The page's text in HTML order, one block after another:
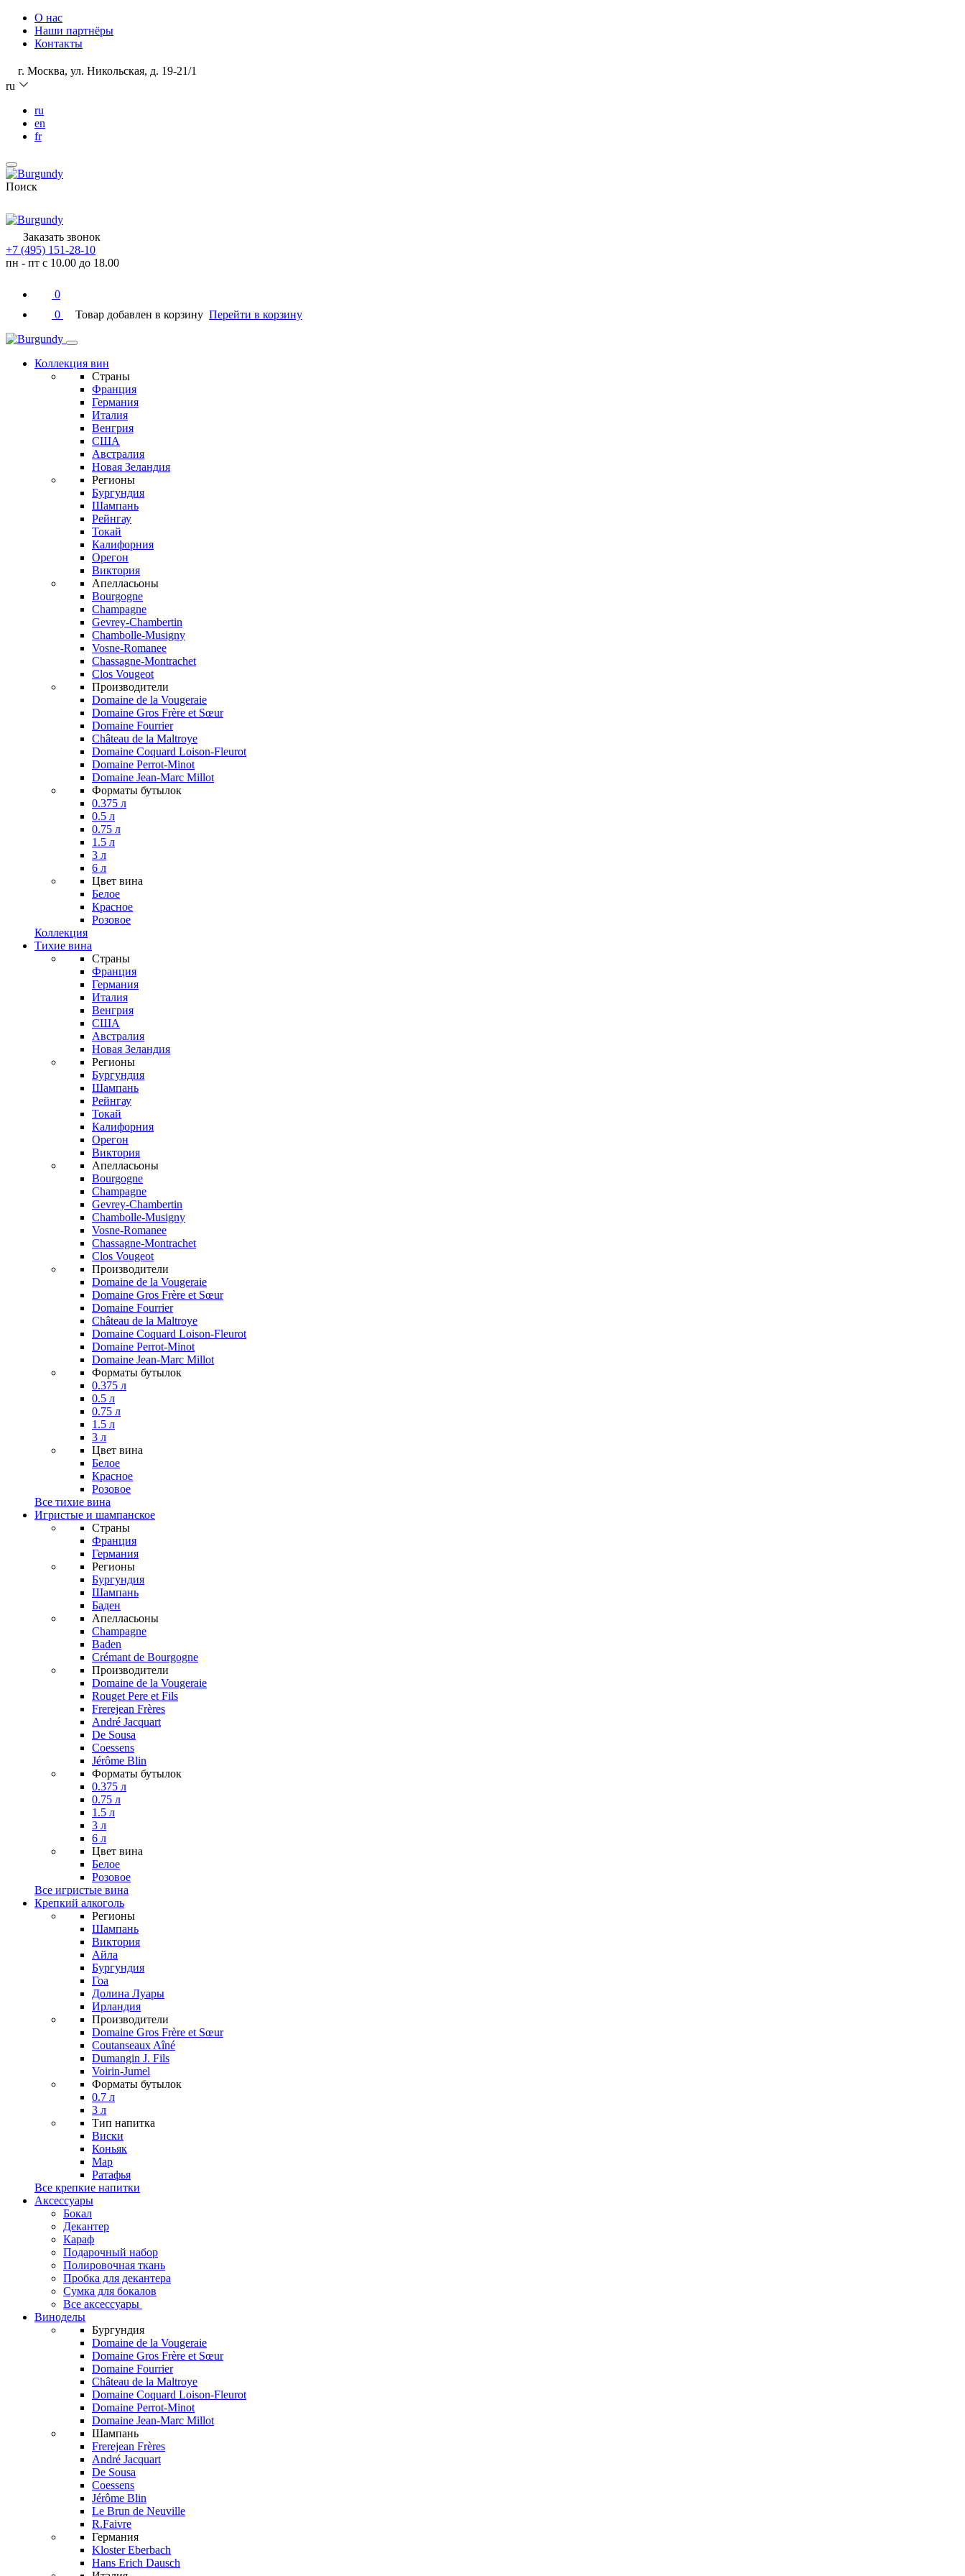
О нас
Наши партнёры
Контакты
г. Москва, ул. Никольская, д. 19-21/1
ru
ru
en
fr
Поиск
Заказать звонок
+7 (495) 151-28-10
пн - пт с 10.00 до 18.00
0
0
Товар добавлен в корзину Перейти в корзину
Коллекция вин
Страны
Франция
Германия
Италия
Венгрия
США
Австралия
Новая Зеландия
Регионы
Бургундия
Шампань
Рейнгау
Токай
Калифорния
Орегон
Виктория
Апелласьоны
Bourgogne
Champagne
Gevrey-Chambertin
Chambolle-Musigny
Vosne-Romanee
Chassagne-Montrachet
Clos Vougeot
Производители
Domaine de la Vougeraie
Domaine Gros Frère et Sœur
Domaine Fourrier
Château de la Maltroye
Domaine Coquard Loison-Fleurot
Domaine Perrot-Minot
Domaine Jean-Marc Millot
Форматы бутылок
0.375 л
0.5 л
0.75 л
1.5 л
3 л
6 л
Цвет вина
Белое
Красное
Розовое
Коллекция
Тихие вина
Страны
Франция
Германия
Италия
Венгрия
США
Австралия
Новая Зеландия
Регионы
Бургундия
Шампань
Рейнгау
Токай
Калифорния
Орегон
Виктория
Апелласьоны
Bourgogne
Champagne
Gevrey-Chambertin
Chambolle-Musigny
Vosne-Romanee
Chassagne-Montrachet
Clos Vougeot
Производители
Domaine de la Vougeraie
Domaine Gros Frère et Sœur
Domaine Fourrier
Château de la Maltroye
Domaine Coquard Loison-Fleurot
Domaine Perrot-Minot
Domaine Jean-Marc Millot
Форматы бутылок
0.375 л
0.5 л
0.75 л
1.5 л
3 л
Цвет вина
Белое
Красное
Розовое
Все тихие вина
Игристые и шампанское
Страны
Франция
Германия
Регионы
Бургундия
Шампань
Баден
Апелласьоны
Champagne
Baden
Crémant de Bourgogne
Производители
Domaine de la Vougeraie
Rouget Pere et Fils
Frerejean Frères
André Jacquart
De Sousa
Coessens
Jérôme Blin
Форматы бутылок
0.375 л
0.75 л
1.5 л
3 л
6 л
Цвет вина
Белое
Розовое
Все игристые вина
Крепкий алкоголь
Регионы
Шампань
Виктория
Айла
Бургундия
Гоа
Долина Луары
Ирландия
Производители
Domaine Gros Frère et Sœur
Coutanseaux Aîné
Dumangin J. Fils
Voirin-Jumel
Форматы бутылок
0.7 л
3 л
Тип напитка
Виски
Коньяк
Мар
Ратафья
Все крепкие напитки
Аксессуары
Бокал
Декантер
Караф
Подарочный набор
Полировочная ткань
Пробка для декантера
Сумка для бокалов
Все аксессуары
Виноделы
Бургундия
Domaine de la Vougeraie
Domaine Gros Frère et Sœur
Domaine Fourrier
Château de la Maltroye
Domaine Coquard Loison-Fleurot
Domaine Perrot-Minot
Domaine Jean-Marc Millot
Шампань
Frerejean Frères
André Jacquart
De Sousa
Coessens
Jérôme Blin
Le Brun de Neuville
R.Faivre
Германия
Kloster Eberbach
Hans Erich Dausch